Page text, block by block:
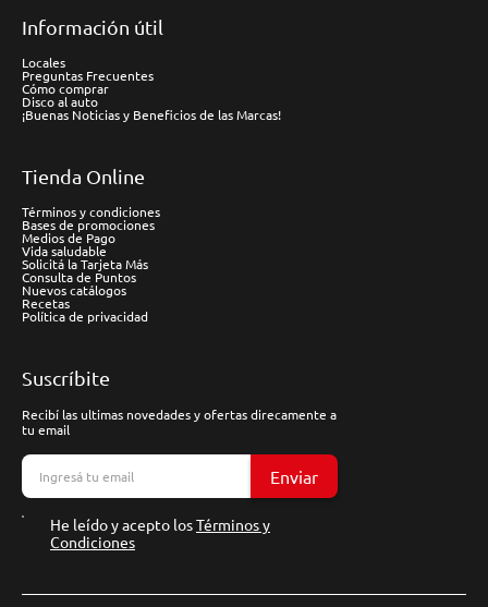
Información útil
Locales
Preguntas Frecuentes
Cómo comprar
Disco al auto
¡Buenas Noticias y Beneficios de las Marcas!
Tienda Online
Términos y condiciones
Bases de promociones
Medios de Pago
Vida saludable
Solicitá la Tarjeta Más
Consulta de Puntos
Nuevos catálogos
Recetas
Política de privacidad
Suscríbite
Recibí las ultimas novedades y ofertas direcamente a
tu email
Enviar
He leído y acepto losTérminos y
Condiciones